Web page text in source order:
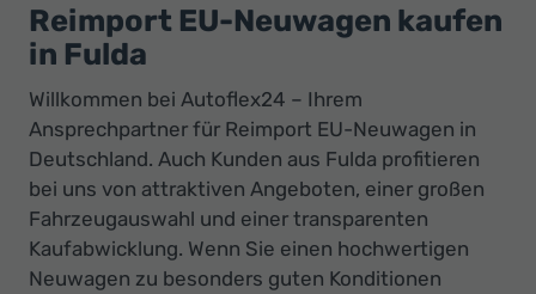
Neuwagen
Jahreswagen
und
Gebrauchtwagen
zu
Top-
Preisen
-
Reimport EU-Neuwagen kaufen
in Fulda
Willkommen bei Autoflex24 – Ihrem
Ansprechpartner für Reimport EU-Neuwagen in
Deutschland. Auch Kunden aus Fulda profitieren
bei uns von attraktiven Angeboten, einer großen
Fahrzeugauswahl und einer transparenten
Kaufabwicklung. Wenn Sie einen hochwertigen
Neuwagen zu besonders guten Konditionen